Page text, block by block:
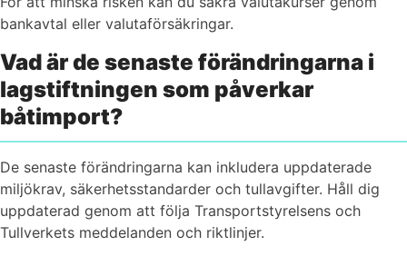
bankavtal eller valutaförsäkringar.
Vad är de senaste förändringarna i
lagstiftningen som påverkar
båtimport?
De senaste förändringarna kan inkludera uppdaterade
miljökrav, säkerhetsstandarder och tullavgifter. Håll dig
uppdaterad genom att följa Transportstyrelsens och
Tullverkets meddelanden och riktlinjer.